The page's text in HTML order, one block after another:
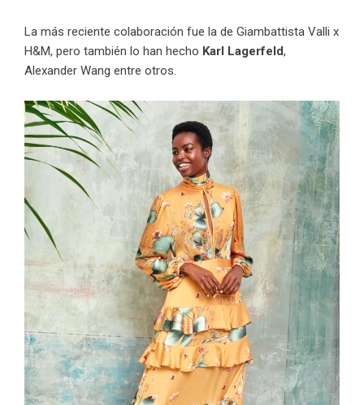
La más reciente colaboración fue la de Giambattista Valli x
H&M, pero también lo han hecho Karl Lagerfeld,
Alexander Wang entre otros.